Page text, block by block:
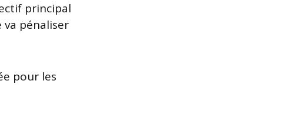
principal
va pénaliser
pour les